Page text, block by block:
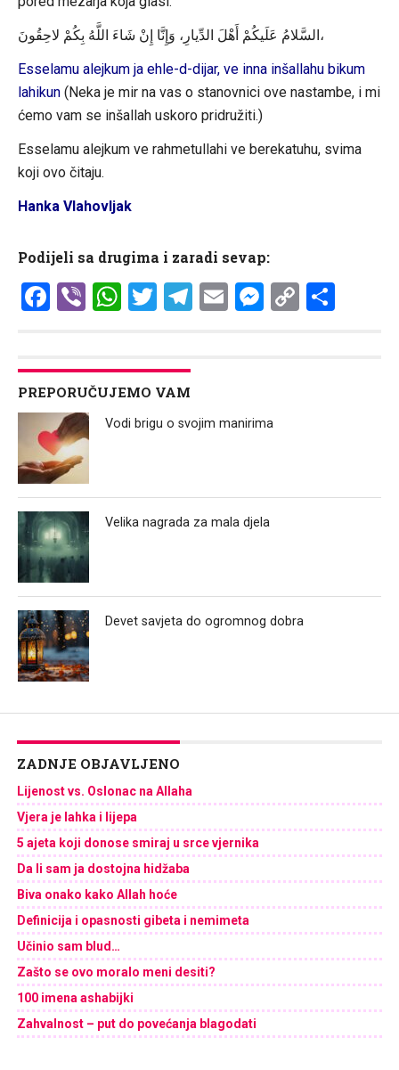
السَّلامُ عَلَيكُمْ أَهْلَ الدِّيارِ، وَإِنَّا إِنْ شَاءَ اللَّهُ بِكُمْ لاحِقُونَ،
Esselamu alejkum ja ehle-d-dijar, ve inna inšallahu bikum
lahikun(Neka je mir na vas o stanovnici ove nastambe, i mi
ćemo vam se inšallah uskoro pridružiti.)
Esselamu alejkum ve rahmetullahi ve berekatuhu, svima
koji ovo čitaju.
Hanka Vlahovljak
Podijeli sa drugima i zaradi sevap:
Facebook
ViberWhatsApp
Twitter
Telegram
EmailCopy
PREPORUČUJEMO VAM
Vodi brigu o svojim manirima
Velika nagrada za mala djela
Devet savjeta do ogromnog dobra
ZADNJE OBJAVLJENO
Lijenost vs. Oslonac na Allaha
Vjera je lahka i lijepa
5 ajeta koji donose smiraj u srce vjernika
Da li sam ja dostojna hidžaba
Biva onako kako Allah hoće
Definicija i opasnosti gibeta i nemimeta
Učinio sam blud…
Zašto se ovo moralo meni desiti?
100 imena ashabijki
Zahvalnost – put do povećanja blagodati